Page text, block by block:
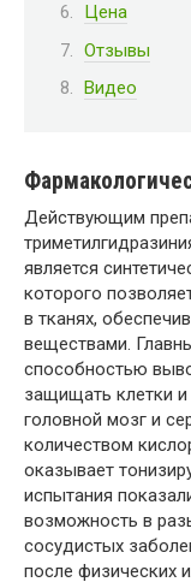
Цена
Отзывы
Видео
Действующим
является
которого
в тканях,
веществами.
способностью
защищать клетки и
головной мозг и
количеством
оказывает
испытания
возможность в
сосудистых
после физических